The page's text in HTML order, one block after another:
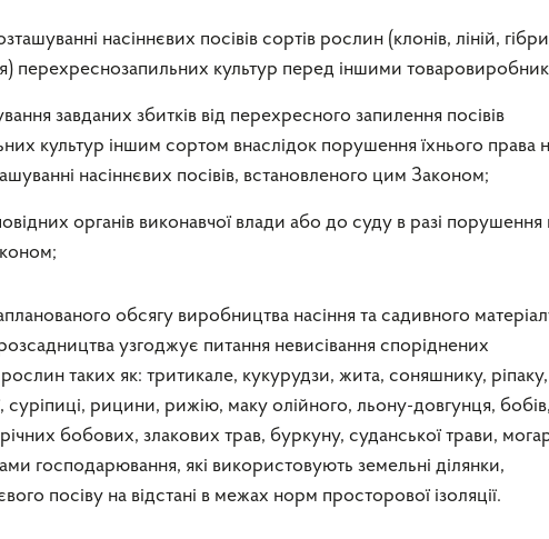
насіннєвих посівів сортів рослин (клонів, ліній,
перехреснозапильних культур перед іншими
завданих збитків від перехресного запилення посівів
культур іншим сортом внаслідок порушення їхнього права
насіннєвих посівів, встановленого цим Законом;
органів виконавчої влади або до суду в разі порушення
обсягу виробництва насіння та садивного
узгоджує питання невисівання споріднених
таких як: тритикале, кукурудзи, жита, соняшнику,
суріпиці, рицини, рижію, маку олійного, льону-довгунця,
бобових, злакових трав, буркуну, суданської трави,
господарювання, які використовують земельні ділянки,
посіву на відстані в межах норм просторової ізоляції.